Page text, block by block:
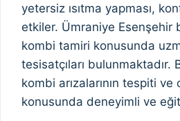
yetersiz ısıtma yapması,
etkiler. Ümraniye Esenşehir
kombi tamiri konusunda
tesisatçıları bulunmaktadır.
kombi arızalarının tespiti ve
konusunda deneyimli ve